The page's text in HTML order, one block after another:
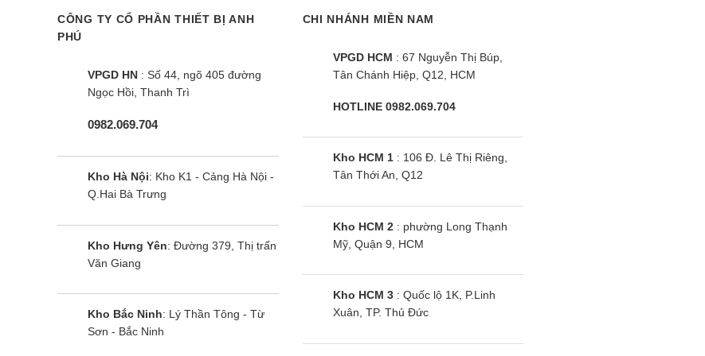
Kích hoạt bảo hành điện tử (Khách hàng sẽ nhận được ngay tin nhắn xác nhận từ tổng đài
Hỗ trợ đầy đủ chứng nhận nguồn gốc xuất xứ (C/O), chất lượng hàng hóa (C/Q) khi quý khách
Đảm bảo mọi quyền lợi chương trình quà tặng, khuyến mại (nếu có) đến tay người tiêu dùng.
Địa chỉ:246 Đường Nguyễn Văn Giáp, Cầu Diễn, Nam Từ Liêm, Hà Nội [Cách SVĐ Mỹ Đình 1.5 KM]
Cùng Chủ Đề:
CÔNG TY CỔ PHẦN THIẾT BỊ ANH
PHÚ
VPGD HN : Số 44, ngõ 405 đường
Ngọc Hồi, Thanh Trì
0982.069.704
Kho Hà Nội: Kho K1 - Cảng Hà Nội -
Q.Hai Bà Trưng
Kho Hưng Yên: Đường 379, Thị trấn
Văn Giang
Kho Bắc Ninh: Lý Thần Tông - Từ
Sơn - Bắc Ninh
CHI NHÁNH MIỀN NAM
VPGD HCM : 67 Nguyễn Thị Búp,
Tân Chánh Hiệp, Q12, HCM
HOTLINE 0982.069.704
Kho HCM 1: 106 Đ. Lê Thị Riêng,
Tân Thới An, Q12
Kho HCM 2: phường Long Thạnh
Mỹ, Quận 9, HCM
Kho HCM 3: Quốc lộ 1K, P.Linh
Xuân, TP. Thủ Đức